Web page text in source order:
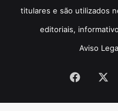
titulares e são utilizados
editoriais,
Aviso